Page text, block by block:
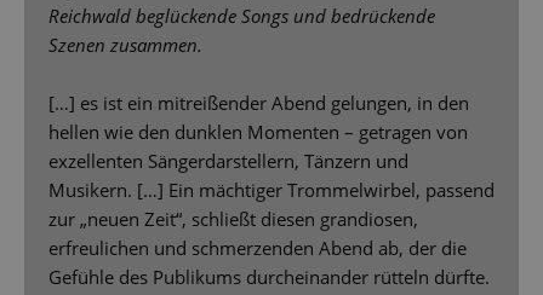
Reichwald beglückende Songs und bedrückende
Szenen zusammen.
[…] es ist ein mitreißender Abend gelungen, in den
hellen wie den dunklen Momenten – getragen von
exzellenten Sängerdarstellern, Tänzern und
Musikern. […] Ein mächtiger Trommelwirbel, passend
zur „neuen Zeit“, schließt diesen grandiosen,
erfreulichen und schmerzenden Abend ab, der die
Gefühle des Publikums durcheinander rütteln dürfte.